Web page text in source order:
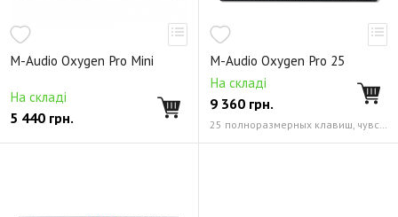
M-Audio Oxygen Pro Mini
На складі
5 440 грн.
M-Audio Oxygen Pro 25
На складі
9 360 грн.
25 полноразмерных клавиш, чувствительных к скорости нажатия чувствительных к скорости нажатия, с послекасанием и назначаемыми зонами